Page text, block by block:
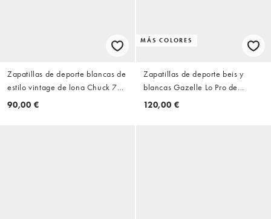
Zapatillas de deporte blancas de
estilo vintage de lona Chuck 70
Ox de Converse Wide Fit
90,00 €
MÁS COLORES
Zapatillas de deporte beis y
blancas Gazelle Lo Pro de
adidas Originals
120,00 €